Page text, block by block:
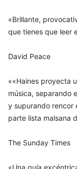
«Brillante,
que tienes que leer
David Peace
««Haines proyecta
música, separando
y supurando rencor
parte lista malsana
The Sunday Times